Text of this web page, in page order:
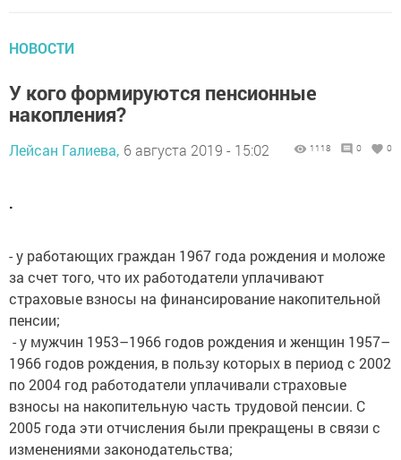
НОВОСТИ
У кого формируются пенсионные
накопления?
Лейсан Галиева, 6 августа 2019 - 15:02 1118 0 0
.
- у работающих граждан 1967 года рождения и моложе
за счет того, что их работодатели уплачивают
страховые взносы на финансирование накопительной
пенсии;
- у мужчин 1953–1966 годов рождения и женщин 1957–
1966 годов рождения, в пользу которых в период с 2002
по 2004 год работодатели уплачивали страховые
взносы на накопительную часть трудовой пенсии. С
2005 года эти отчисления были прекращены в связи с
изменениями законодательства;